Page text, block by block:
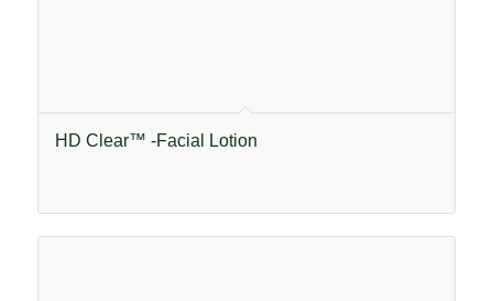
HD Clear™ -Facial Lotion